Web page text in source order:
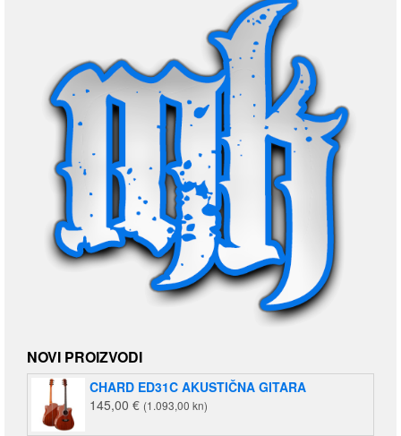
NOVI PROIZVODI
CHARD ED31C AKUSTIČNA GITARA
145,00 € (1.093,00 kn)